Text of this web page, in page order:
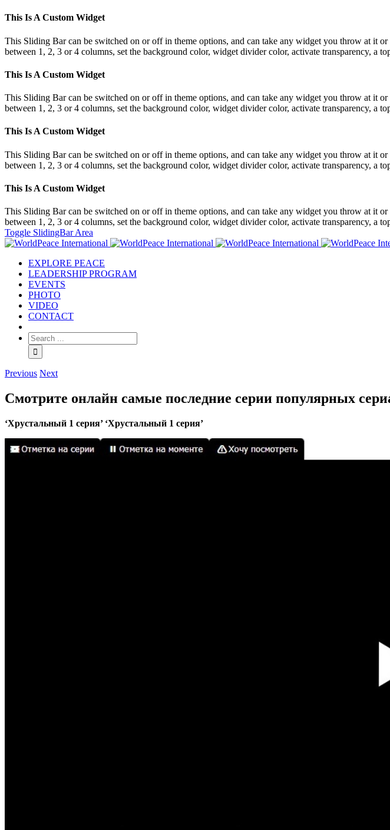
This Is A Custom Widget
This Sliding Bar can be switched on or off in theme options, and can take any widget you throw at
between 1, 2, 3 or 4 columns, set the background color, widget divider color, activate transparency, a
This Is A Custom Widget
This Sliding Bar can be switched on or off in theme options, and can take any widget you throw at
between 1, 2, 3 or 4 columns, set the background color, widget divider color, activate transparency, a
This Is A Custom Widget
This Sliding Bar can be switched on or off in theme options, and can take any widget you throw at
between 1, 2, 3 or 4 columns, set the background color, widget divider color, activate transparency, a
This Is A Custom Widget
This Sliding Bar can be switched on or off in theme options, and can take any widget you throw at
between 1, 2, 3 or 4 columns, set the background color, widget divider color, activate transparency, a
Toggle SlidingBar Area
EXPLORE PEACE
LEADERSHIP PROGRAM
EVENTS
PHOTO
VIDEO
CONTACT
Previous Next
Смотрите онлайн самые последние серии популярных
‘Хрустальный 1 серия’ ‘Хрустальный 1 серия’